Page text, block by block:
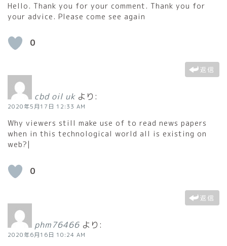
Hello. Thank you for your comment. Thank you for
your advice. Please come see again
0
返信
cbd oil uk より:
2020年5月17日 12:33 AM
Why viewers still make use of to read news papers
when in this technological world all is existing on
web?|
0
返信
phm76466 より:
2020年6月16日 10:24 AM